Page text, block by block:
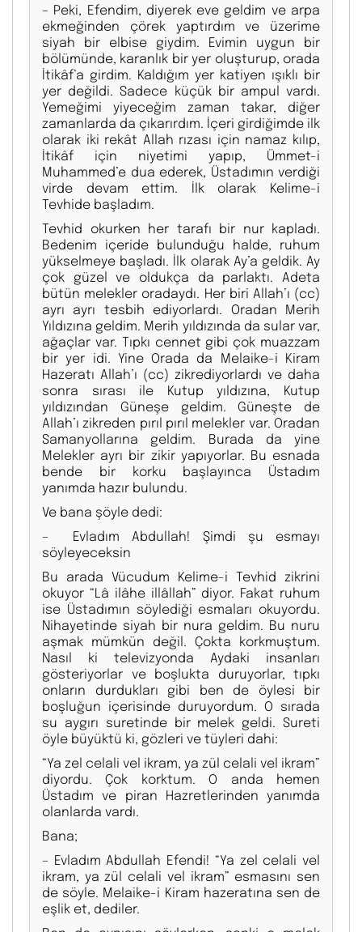
– Peki, Efendim, diyerek eve geldim ve arpa
ekmeğinden çörek yaptırdım ve üzerime
siyah bir elbise giydim. Evimin uygun bir
bölümünde, karanlık bir yer oluşturup, orada
İtikâf’a girdim. Kaldığım yer katiyen ışıklı bir
yer değildi. Sadece küçük bir ampul vardı.
Yemeğimi yiyeceğim zaman takar, diğer
zamanlarda da çıkarırdım. İçeri girdiğimde ilk
olarak iki rekât Allah rızası için namaz kılıp,
İtikâf için niyetimi yapıp, Ümmet-i
Muhammed’e dua ederek, Üstadımın verdiği
virde devam ettim. İlk olarak Kelime-i
Tevhide başladım.
Tevhid okurken her tarafı bir nur kapladı.
Bedenim içeride bulunduğu halde, ruhum
yükselmeye başladı. İlk olarak Ay’a geldik. Ay
çok güzel ve oldukça da parlaktı. Adeta
bütün melekler oradaydı. Her biri Allah’ı (cc)
ayrı ayrı tesbih ediyorlardı. Oradan Merih
Yıldızına geldim. Merih yıldızında da sular var,
ağaçlar var. Tıpkı cennet gibi çok muazzam
bir yer idi. Yine Orada da Melaike-i Kiram
Hazeratı Allah’ı (cc) zikrediyorlardı ve daha
sonra sırası ile Kutup yıldızına, Kutup
yıldızından Güneşe geldim. Güneşte de
Allah’ı zikreden pırıl pırıl melekler var. Oradan
Samanyollarına geldim. Burada da yine
Melekler ayrı bir zikir yapıyorlar. Bu esnada
bende bir korku başlayınca Üstadım
yanımda hazır bulundu.
Ve bana şöyle dedi:
– Evladım Abdullah! Şimdi şu esmayı
söyleyeceksin
Bu arada Vücudum Kelime-i Tevhid zikrini
okuyor “Lâ ilâhe illâllah” diyor. Fakat ruhum
ise Üstadımın söylediği esmaları okuyordu.
Nihayetinde siyah bir nura geldim. Bu nuru
aşmak mümkün değil. Çokta korkmuştum.
Nasıl ki televizyonda Aydaki insanları
gösteriyorlar ve boşlukta duruyorlar, tıpkı
onların durdukları gibi ben de öylesi bir
boşluğun içerisinde duruyordum. O sırada
su aygırı suretinde bir melek geldi. Sureti
öyle büyüktü ki, gözleri ve tüyleri dahi:
“Ya zel celali vel ikram, ya zül celali vel ikram”
diyordu. Çok korktum. O anda hemen
Üstadım ve piran Hazretlerinden yanımda
olanlarda vardı.
Bana;
– Evladım Abdullah Efendi! “Ya zel celali vel
ikram, ya zül celali vel ikram” esmasını sen
de söyle. Melaike-i Kiram hazeratına sen de
eşlik et, dediler.